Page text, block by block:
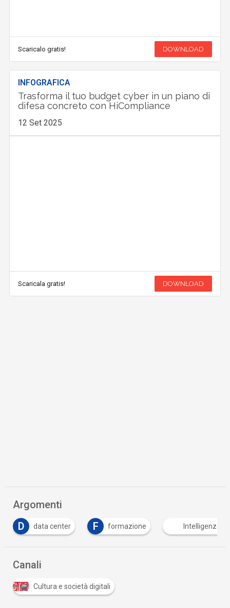
Scaricalo gratis! DOWNLOAD
INFOGRAFICA
Trasforma il tuo budget cyber in un piano di
difesa concreto con HiCompliance
12 Set 2025
Scaricala gratis! DOWNLOAD
Argomenti
F
formazione Intelligenza Artificiale
Canali
Cultura e società digitali